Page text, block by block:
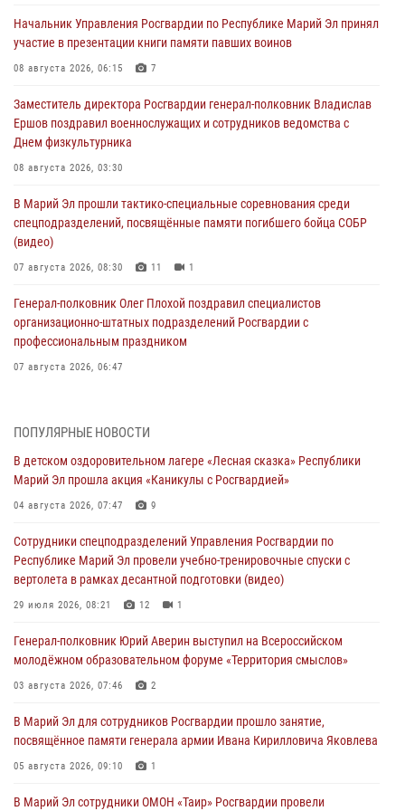
Начальник Управления Росгвардии по Республике Марий Эл принял
участие в презентации книги памяти павших воинов
08 августа 2026, 06:15 7
Заместитель директора Росгвардии генерал-полковник Владислав
Ершов поздравил военнослужащих и сотрудников ведомства с
Днем физкультурника
08 августа 2026, 03:30
В Марий Эл прошли тактико-специальные соревнования среди
спецподразделений, посвящённые памяти погибшего бойца СОБР
(видео)
07 августа 2026, 08:30 11 1
Генерал-полковник Олег Плохой поздравил специалистов
организационно-штатных подразделений Росгвардии с
профессиональным праздником
07 августа 2026, 06:47
Всероссийском семинаре в Нижнем Новгороде (видео)
07 августа 2026, 06:25 8 1
Команда «Росгвардия» принимает участие в военно-спортивном
07 августа 2026, 05:43 10
Представитель вневедомственной охраны Управления Росгвардии
по Республике Марий Эл принял участие в учебно-методическом
06 августа 2026, 09:37 10
В Марий Эл сотрудники ЛРР Росгвардии за прошедший месяц
06 августа 2026, 08:00
В Марий Эл сотрудники вневедомственной охраны Росгвардии за
05 августа 2026, 09:44
ПОПУЛЯРНЫЕ НОВОСТИ
В детском оздоровительном лагере «Лесная сказка» Республики
Марий Эл прошла акция «Каникулы с Росгвардией»
04 августа 2026, 07:47 9
Сотрудники спецподразделений Управления Росгвардии по
Республике Марий Эл провели учебно-тренировочные спуски с
вертолета в рамках десантной подготовки (видео)
29 июля 2026, 08:21 12 1
Генерал-полковник Юрий Аверин выступил на Всероссийском
молодёжном образовательном форуме «Территория смыслов»
03 августа 2026, 07:46 2
В Марий Эл для сотрудников Росгвардии прошло занятие,
посвящённое памяти генерала армии Ивана Кирилловича Яковлева
05 августа 2026, 09:10 1
В Марий Эл сотрудники ОМОН «Таир» Росгвардии провели